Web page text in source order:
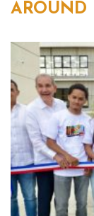
AROUND